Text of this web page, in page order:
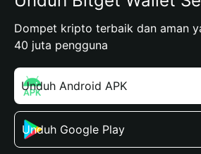
Dompet kripto terbaik dan aman
40 juta pengguna
Unduh Android APK
Unduh Google Play